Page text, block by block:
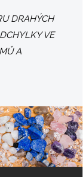
DRAHÝCH
VE
A